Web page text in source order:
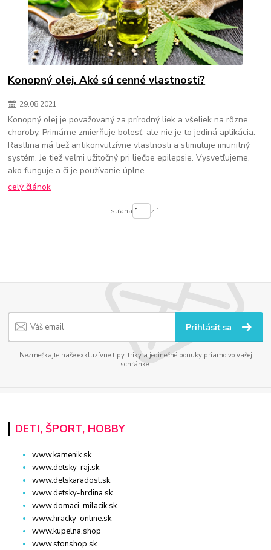
Konopný olej. Aké sú cenné vlastnosti?
29.08.2021
Konopný olej je považovaný za prírodný liek a všeliek na rôzne
choroby. Primárne zmierňuje bolesť, ale nie je to jediná aplikácia.
Rastlina má tiež antikonvulzívne vlastnosti a stimuluje imunitný
systém. Je tiež veľmi užitočný pri liečbe epilepsie. Vysvetľujeme,
ako funguje a či je používanie úplne
celý článok
strana z 1
Prihlásiť sa
Nezmeškajte naše exkluzívne tipy, triky a jedinečné ponuky priamo vo vašej
schránke.
DETI, ŠPORT, HOBBY
www.kamenik.sk
www.detsky-raj.sk
www.detskaradost.sk
www.detsky-hrdina.sk
www.domaci-milacik.sk
www.hracky-online.sk
www.kupelna.shop
www.stonshop.sk